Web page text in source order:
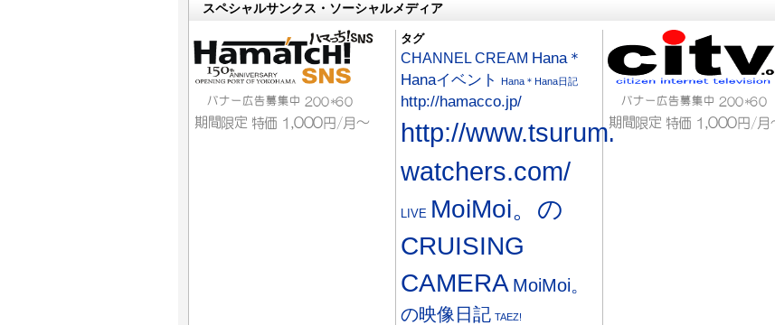
スペシャルサンクス・ソーシャルメディア
タグ
CHANNEL CREAM Hana＊
Hanaイベント
Hana＊Hana日記
http://hamacco.jp/
http://www.tsurumi-
watchers.com/
LIVE MoiMoi。の
CRUISING
CAMERA MoiMoi。
の映像日記 TAEZ!